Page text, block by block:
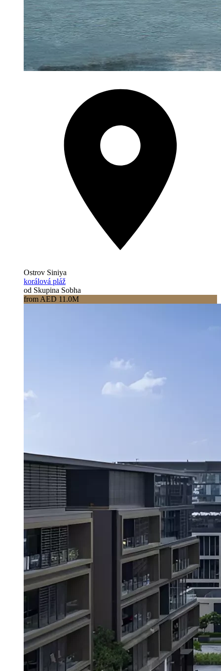
Ostrov Siniya
korálová pláž
od Skupina Sobha
from AED 11.0M